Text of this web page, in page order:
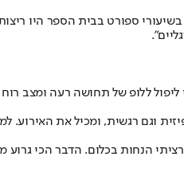
ליפול ללופ של תחושה רעה ומצב
וגם רגשית, ומכיל את
הנחות בכלום. הדבר הכי